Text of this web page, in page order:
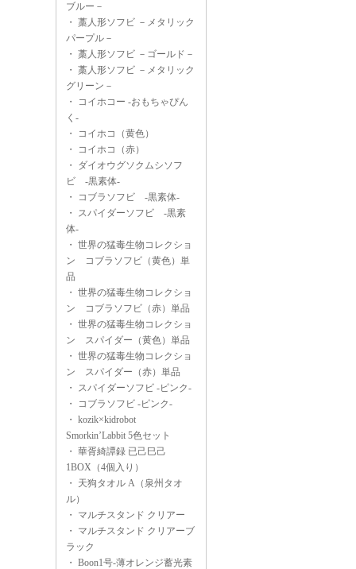
ブルー－
・ 藁人形ソフビ －メタリック
パープル－
・ 藁人形ソフビ －ゴールド－
・ 藁人形ソフビ －メタリック
グリーン－
・
コイホコー -おもちゃぴん
く-
・
コイホコ（黄色）
・
コイホコ（赤）
・ ダイオウグソクムシソフ
ビ -黒素体-
・
コブラソフビ -黒素体-
・ スパイダーソフビ -黒素
体-
・ 世界の猛毒生物コレクショ
ン コブラソフビ（黄色）単
品
・ 世界の猛毒生物コレクショ
ン コブラソフビ（赤）単品
・ 世界の猛毒生物コレクショ
ン スパイダー（黄色）単品
・ 世界の猛毒生物コレクショ
ン スパイダー（赤）単品
・ スパイダーソフビ -ピンク-
・
コブラソフビ -ピンク-
・ kozik×kidrobot
Smorkin’Labbit 5色セット
・ 華胥綺譚録 已己巳己
1BOX（4個入り）
・ 天狗タオル A（泉州タオ
ル）
・ マルチスタンド クリアー
・ マルチスタンド クリアーブ
ラック
・ Boon1号-薄オレンジ蓄光素